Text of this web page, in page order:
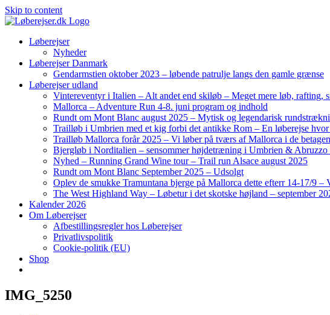
Skip to content
Løberejser
Nyheder
Løberejser Danmark
Gendarmstien oktober 2023 – løbende patrulje langs den gamle grænse
Løberejser udland
Vintereventyr i Italien – Alt andet end skiløb – Meget mere løb, rafting,
Mallorca – Adventure Run 4-8. juni program og indhold
Rundt om Mont Blanc august 2025 – Mytisk og legendarisk
Trailløb i Umbrien med et kig forbi det antikke Rom – En løberejse
Trailløb Mallorca forår 2025 – Vi løber på tværs af Mallorca i de
Bjergløb i Norditalien – sensommer højdetræning i Umbrien &
Nyhed – Running Grand Wine tour – Trail run Alsace august 2025
Rundt om Mont Blanc September 2025 – Udsolgt
Oplev de smukke Tramuntana bjerge på Mallorca dette efterr 14-17/9
The West Highland Way – Løbetur i det skotske højland – september
Kalender 2026
Om Løberejser
Afbestillingsregler hos Løberejser
Privatlivspolitik
Cookie-politik (EU)
Shop
IMG_5250